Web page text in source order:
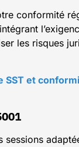
conformité
les risques
et
sessions